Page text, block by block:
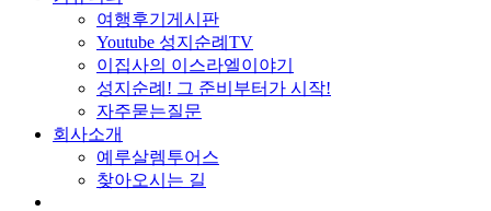
여행후기게시판
Youtube 성지순례TV
이집사의 이스라엘이야기
성지순례! 그 준비부터가 시작!
자주묻는질문
회사소개
예루살렘투어스
찾아오시는 길